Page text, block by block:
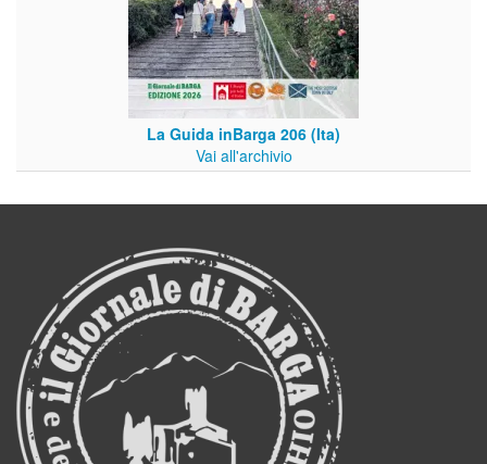
La Guida inBarga 206 (Ita)
Vai all'archivio